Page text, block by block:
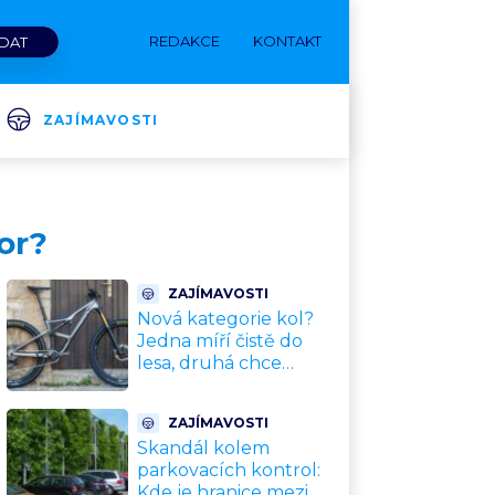
REDAKCE KONTAKT
ZAJÍMAVOSTI
ZAJÍMAVOSTI
Nová kategorie kol?
Jedna míří čistě do
lesa, druhá chce
rozporuplné názory
ZAJÍMAVOSTI
Skandál kolem
parkovacích kontrol: